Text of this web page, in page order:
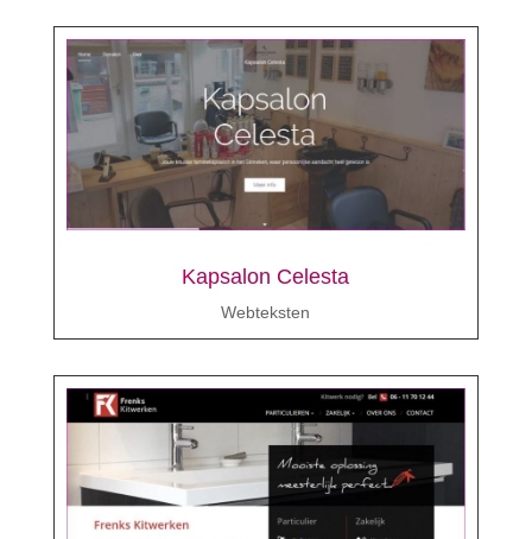
Kapsalon Celesta
Webteksten